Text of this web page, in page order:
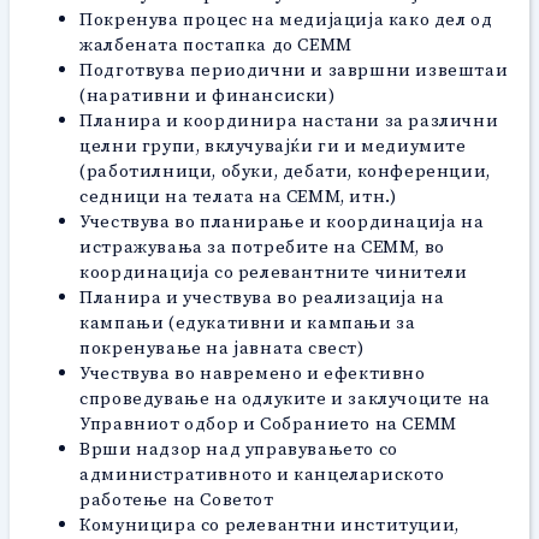
Покренува процес на медијација како дел од
жалбената постапка до СЕММ
Подготвува периодични и завршни извештаи
(наративни и финансиски)
Планира и координира настани за различни
целни групи, вклучувајќи ги и медиумите
(работилници, обуки, дебати, конференции,
седници на телата на СЕММ, итн.)
Учествува во планирање и координација на
истражувања за потребите на СЕММ, во
координација со релевантните чинители
Планира и учествува во реализација на
кампањи (едукативни и кампањи за
покренување на јавната свест)
Учествува во навремено и ефективно
спроведување на одлуките и заклучоците на
Управниот одбор и Собранието на СЕММ
Врши надзор над управувањето со
административното и канцелариското
работење на Советот
Комуницира со релевантни институции,